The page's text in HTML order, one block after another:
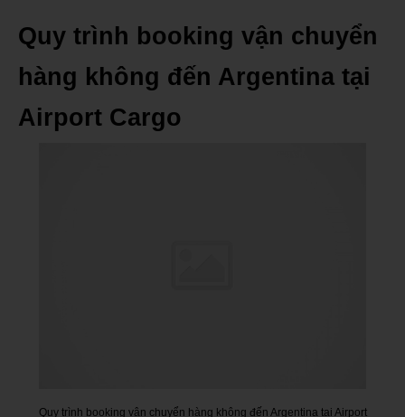
Quy trình booking vận chuyển
hàng không đến Argentina tại
Airport Cargo
Quy trình booking vận chuyển hàng không đến Argentina tại Airport